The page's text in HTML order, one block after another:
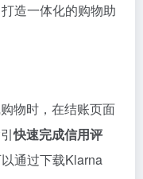
造一体化的购物助
物时，在结账页面
快速完成信用评
通过下载Klarna